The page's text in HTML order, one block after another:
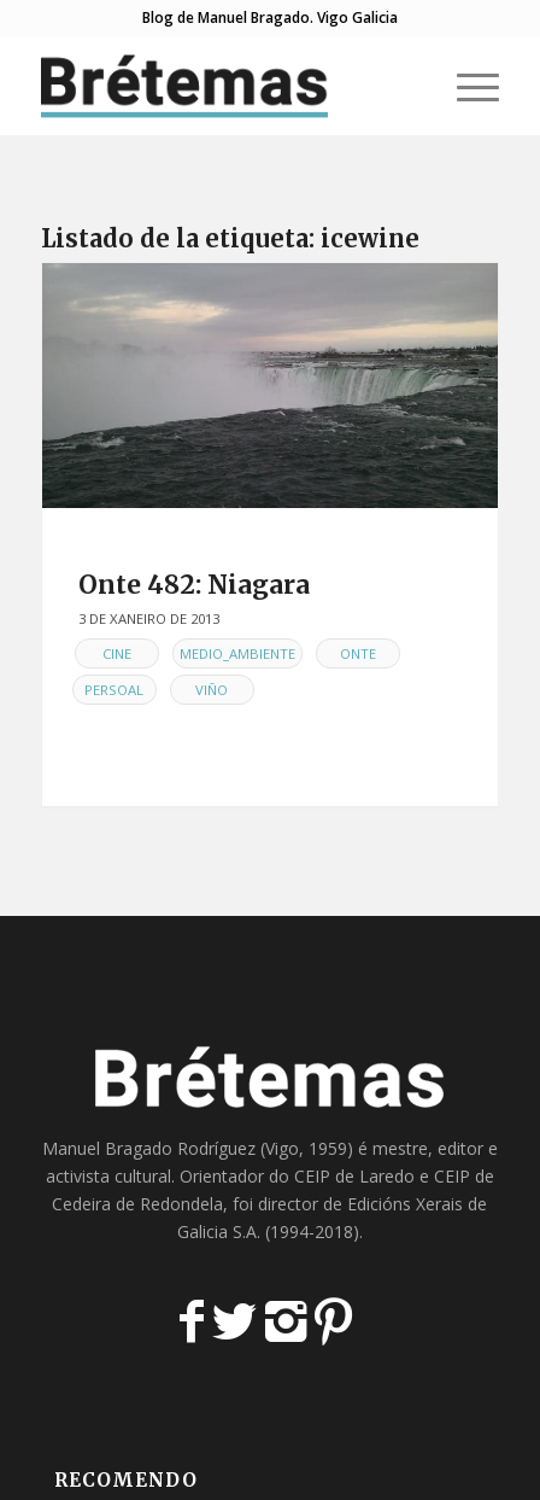
Blog de Manuel Bragado. Vigo Galicia
Listado de la etiqueta: icewine
Onte 482: Niagara
3 DE XANEIRO DE 2013
EN
CINE , MEDIO_AMBIENTE , ONTE ,
PERSOAL , VIÑO
Manuel Bragado Rodríguez (Vigo, 1959) é mestre, editor e
activista cultural. Orientador do CEIP de Laredo e CEIP de
Cedeira de Redondela, foi director de Edicións Xerais de
Galicia S.A. (1994-2018).
RECOMENDO